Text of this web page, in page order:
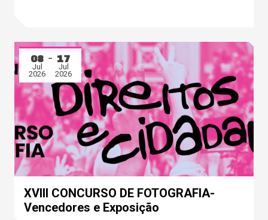
08
Jul
2026
17
Jul
2026
XVIII CONCURSO DE FOTOGRAFIA-
Vencedores e Exposição